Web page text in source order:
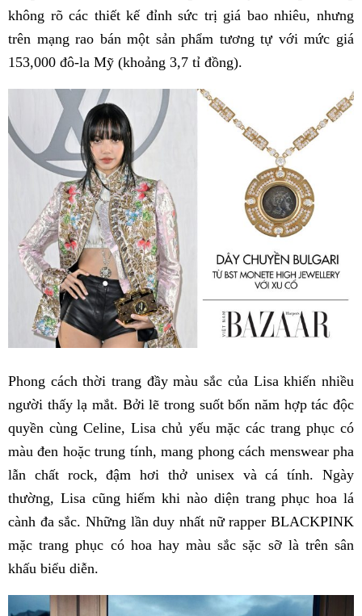
không rõ các thiết kế đỉnh sức trị giá bao nhiêu, nhưng
trên mạng rao bán một sản phẩm tương tự với mức giá
153,000 đô-la Mỹ (khoảng 3,7 tỉ đồng).
Phong cách thời trang đầy màu sắc của Lisa khiến nhiều
người thấy lạ mắt. Bởi lẽ trong suốt bốn năm hợp tác độc
quyền cùng Celine, Lisa chủ yếu mặc các trang phục có
màu đen hoặc trung tính, mang phong cách menswear pha
lẫn chất rock, đậm hơi thở unisex và cá tính. Ngày
thường, Lisa cũng hiếm khi nào diện trang phục hoa lá
cành đa sắc. Những lần duy nhất nữ rapper BLACKPINK
mặc trang phục có hoa hay màu sắc sặc sỡ là trên sân
khấu biểu diễn.